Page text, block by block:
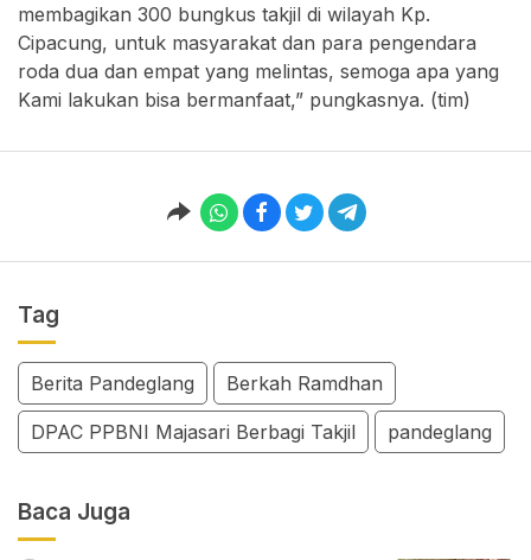
membagikan 300 bungkus takjil di wilayah Kp.
Cipacung, untuk masyarakat dan para pengendara
roda dua dan empat yang melintas, semoga apa yang
Kami lakukan bisa bermanfaat,” pungkasnya. (tim)
Tag
Berita Pandeglang Berkah Ramdhan
DPAC PPBNI Majasari Berbagi Takjil pandeglang
Baca Juga